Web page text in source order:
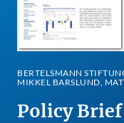
BERTELSMANN
MIKKEL BARSLUND,
Policy